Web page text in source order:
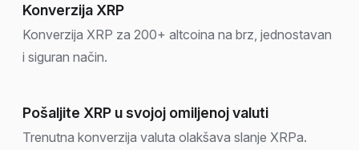
Konverzija XRP
Konverzija XRP za 200+ altcoina na brz, jednostavan
i siguran način.
Pošaljite XRP u svojoj omiljenoj valuti
Trenutna konverzija valuta olakšava slanje XRPa.